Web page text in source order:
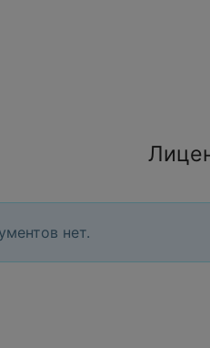
нет.